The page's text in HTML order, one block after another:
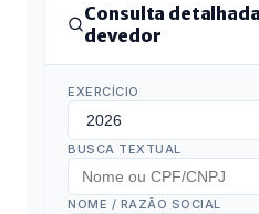
Consulta
devedor
EXERCÍCIO
BUSCA TEXTUAL
NOME / RAZÃO SOCIAL